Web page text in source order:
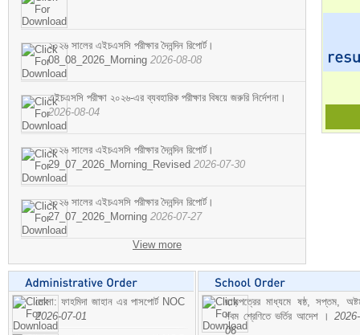
২০২৬ সালের এইচএসসি পরীক্ষার দৈনন্দিন রিপোর্ট।
08_08_2026_Morning 2026-08-08
এইচএসসি পরীক্ষা ২০২৬-এর ব্যবহারিক পরীক্ষার বিষয়ে জরুরি নির্দেশনা।
2026-08-04
২০২৬ সালের এইচএসসি পরীক্ষার দৈনন্দিন রিপোর্ট।
29_07_2026_Morning_Revised 2026-07-30
২০২৬ সালের এইচএসসি পরীক্ষার দৈনন্দিন রিপোর্ট।
27_07_2026_Morning 2026-07-27
View more
মোসা: ফাহমিদা জাহান এর পাসপোর্ট NOC
2026-07-01
ছাড়পত্রের মাধ্যমে ষষ্ঠ, সপ্তম,
নবম শ্রেণিতে ভর্তির আদেশ ।
06